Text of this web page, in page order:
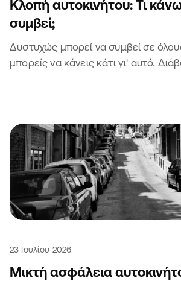
Κλοπή αυτοκινήτου: Τι
συμβεί;
Δυστυχώς μπορεί να συμβεί σε
μπορείς να κάνεις κάτι γι' αυτό.
23 Ιουλίου 2026
Μικτή ασφάλεια